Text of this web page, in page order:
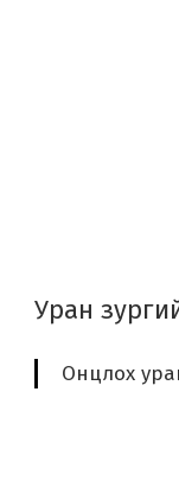
Уран
Онцлох уран